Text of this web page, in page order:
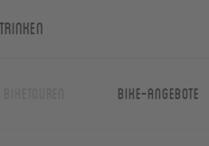
Bike-Angebote